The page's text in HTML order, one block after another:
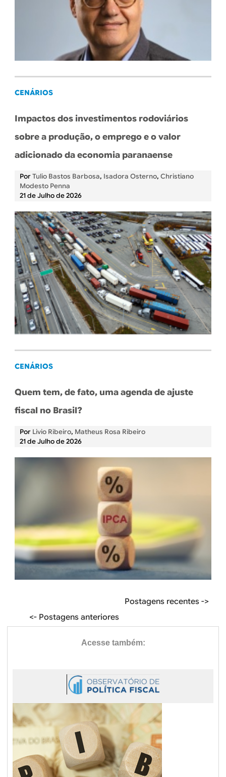
CENÁRIOS
Impactos dos investimentos rodoviários
sobre a produção, o emprego e o valor
adicionado da economia paranaense
PorTulio Bastos Barbosa, Isadora Osterno, Christiano
Modesto Penna
21 de Julho de 2026
CENÁRIOS
Quem tem, de fato, uma agenda de ajuste
fiscal no Brasil?
Por Livio Ribeiro, Matheus Rosa Ribeiro
21 de Julho de 2026
Postagens recentes ->
<- Postagens anteriores